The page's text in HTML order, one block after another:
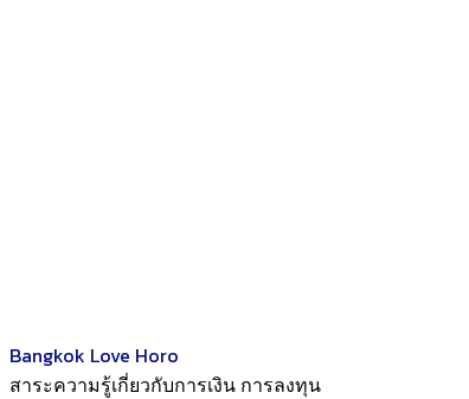
Bangkok Love Horo
สาระความรู้เกี่ยวกับการเงิน การลงทุน